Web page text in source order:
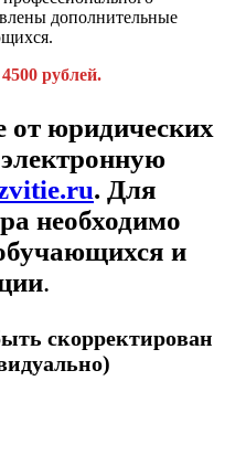
дополнительные
рублей.
от юридических
. Для
необходимо
и
.
скорректирован